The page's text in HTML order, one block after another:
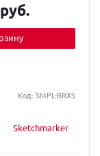
Sketchmarker
Код: SMPL-BRXS